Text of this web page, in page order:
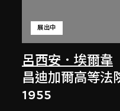
呂西安．埃爾韋
展出中
昌迪加爾高等法
1955